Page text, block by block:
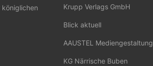
königlichen
Krupp Verlags GmbH
Blick aktuell
AAUSTEL Mediengestaltung
KG Närrische Buben